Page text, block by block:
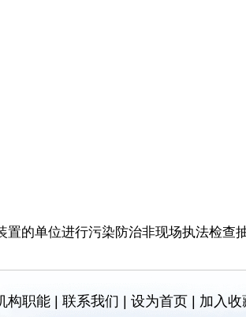
的单位进行污染防治非现场执法检查
构职能| 联系我们 设为首页| 加入收